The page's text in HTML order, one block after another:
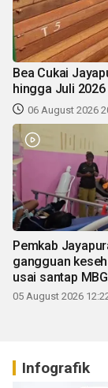
Bea Cukai
hingga Juli 2026
06 August 2026
Pemkab
gangguan
usai santap MBG
05 August 2026
Infografik